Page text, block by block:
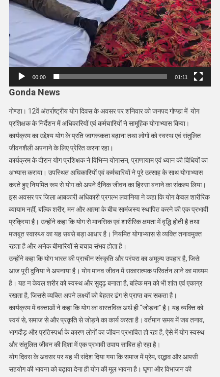
00:00 01:11
Gonda News
गोण्डा। 12वें अंतर्राष्ट्रीय योग दिवस के अवसर पर शनिवार को जनपद गोण्डा में योग
प्रशिक्षक के निर्देशन में अधिकारियों एवं कर्मचारियों ने सामूहिक योगाभ्यास किया।
कार्यक्रम का उद्देश्य योग के प्रति जागरूकता बढ़ाना तथा लोगों को स्वस्थ एवं संतुलित
जीवनशैली अपनाने के लिए प्रेरित करना रहा।
कार्यक्रम के दौरान योग प्रशिक्षक ने विभिन्न योगासन, प्राणायाम एवं ध्यान की विधियों का
अभ्यास कराया। उपस्थित अधिकारियों एवं कर्मचारियों ने पूरे उत्साह के साथ योगाभ्यास
करते हुए नियमित रूप से योग को अपने दैनिक जीवन का हिस्सा बनाने का संकल्प लिया।
इस अवसर पर जिला आबकारी अधिकारी प्रगल्भ लवानिया ने कहा कि योग केवल शारीरिक
व्यायाम नहीं, बल्कि शरीर, मन और आत्मा के बीच सामंजस्य स्थापित करने की एक प्रभावी
प्रक्रिया है। उन्होंने कहा कि योग से मानसिक एवं शारीरिक क्षमता में वृद्धि होती है तथा
मजबूत स्वास्थ्य का यह सबसे बड़ा आधार है। नियमित योगाभ्यास से व्यक्ति तनावमुक्त
रहता है और अनेक बीमारियों से बचाव संभव होता है।
उन्होंने कहा कि योग भारत की प्राचीन संस्कृति और परंपरा का अमूल्य उपहार है, जिसे
आज पूरी दुनिया ने अपनाया है। योग मानव जीवन में सकारात्मक परिवर्तन लाने का माध्यम
है। यह न केवल शरीर को स्वस्थ और सुदृढ़ बनाता है, बल्कि मन को भी शांत एवं एकाग्र
रखता है, जिससे व्यक्ति अपने लक्ष्यों को बेहतर ढंग से प्राप्त कर सकता है।
कार्यक्रम में वक्ताओं ने कहा कि योग का वास्तविक अर्थ ही “जोड़ना” है। यह व्यक्ति को
स्वयं से, समाज से और प्रकृति से जोड़ने का कार्य करता है। वर्तमान समय में जब तनाव,
भागदौड़ और प्रतिस्पर्धा के कारण लोगों का जीवन प्रभावित हो रहा है, ऐसे में योग स्वस्थ
और संतुलित जीवन की दिशा में एक प्रभावी उपाय साबित हो रहा है।
योग दिवस के अवसर पर यह भी संदेश दिया गया कि समाज में प्रेम, सद्भाव और आपसी
सहयोग की भावना को बढ़ावा देना ही योग की मूल भावना है। घृणा और विभाजन की